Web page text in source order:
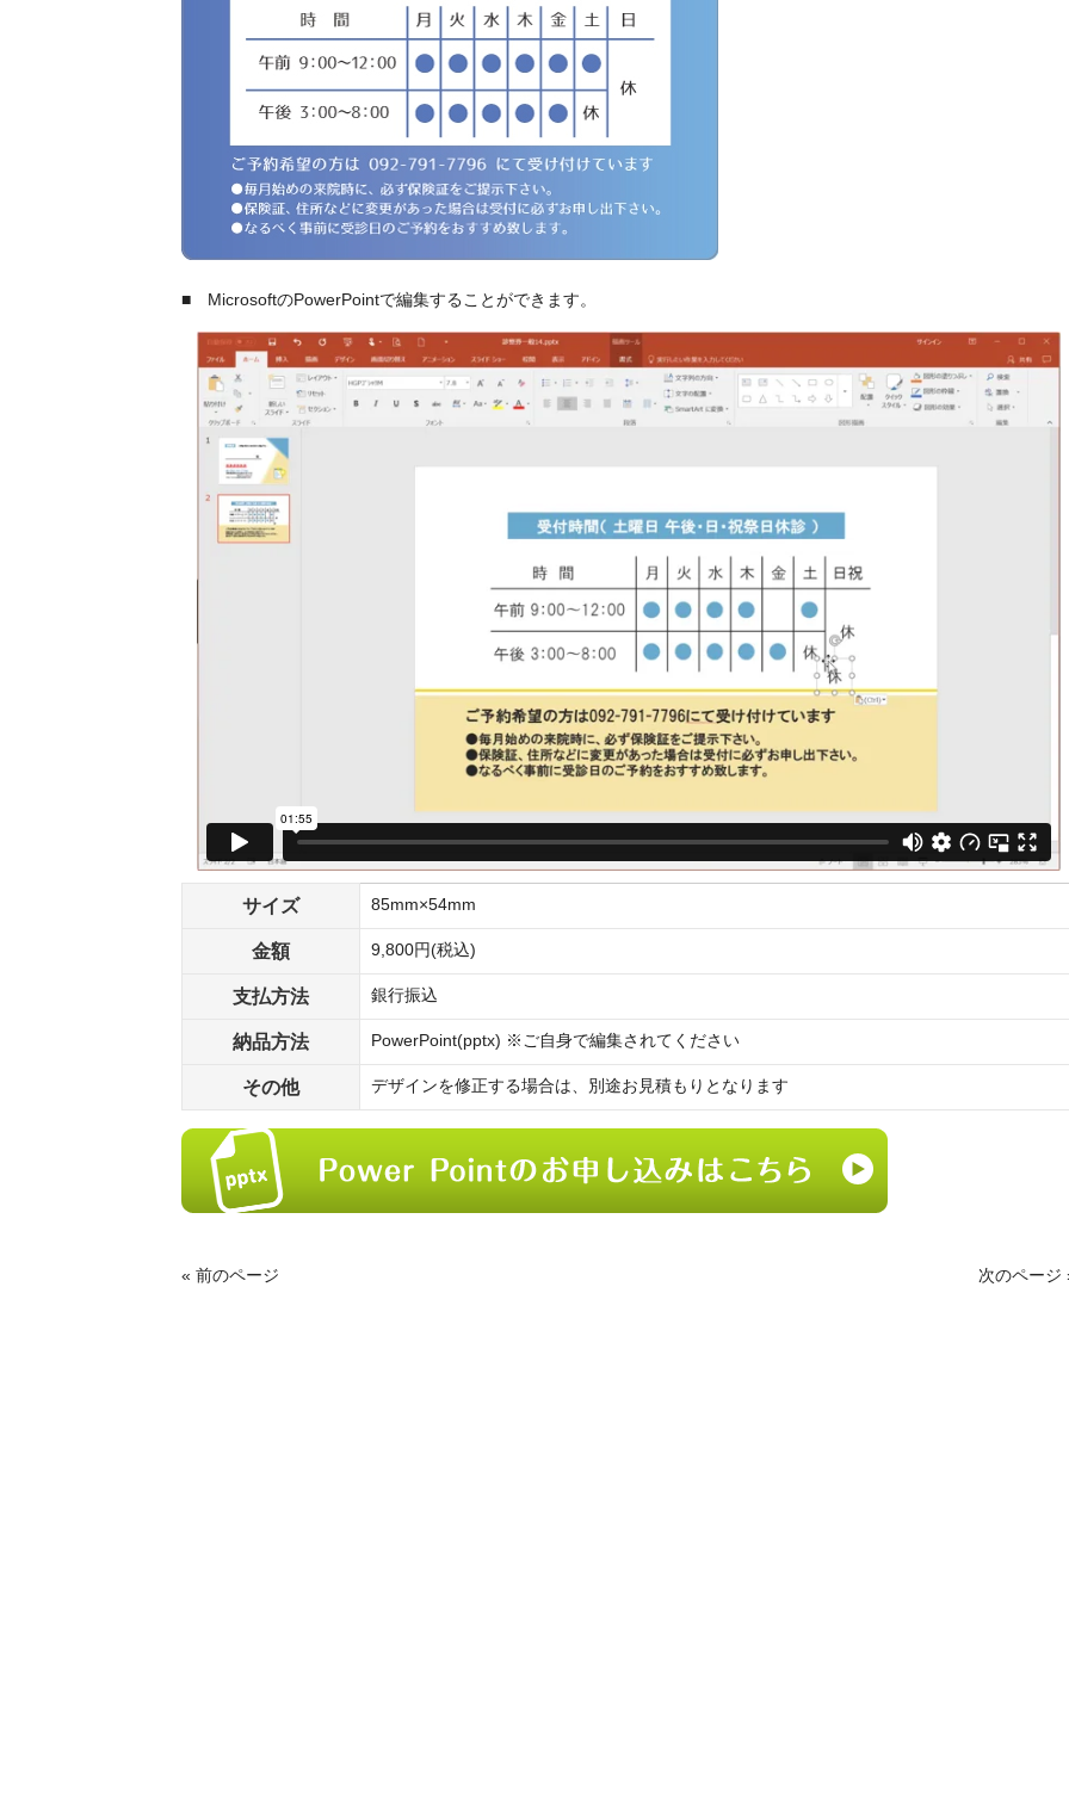
■ MicrosoftのPowerPointで編集することができます。
サイズ 85mm×54mm
金額 9,800円(税込)
支払方法 銀行振込
納品方法 PowerPoint(pptx) ※ご自身で編集されてください
その他 デザインを修正する場合は、別途お見積もりとなります
« 前のページ 次のページ